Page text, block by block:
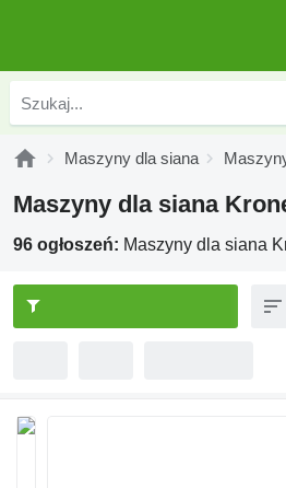
Maszyny dla siana
Maszyny dla siana
96 ogłoszeń: Maszyny dla siana